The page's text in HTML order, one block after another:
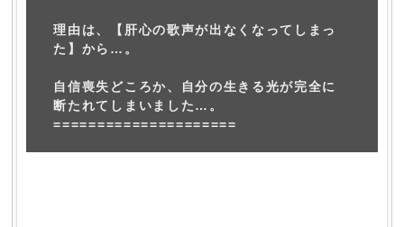
理由は、【肝心の歌声が出なくなってしまっ
た】から…。
自信喪失どころか、自分の生きる光が完全に
断たれてしまいました…。
=====================